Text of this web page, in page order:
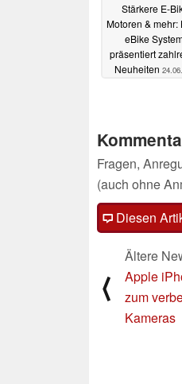
Stärkere E-
Motoren & mehr:
eBike
präsentiert
Neuheiten
Fragen,
(auch ohne
Diesen
⟨
Ältere
Apple
zum
Kameras